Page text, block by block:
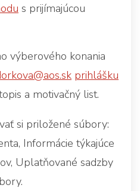
s prijímajúcou
výberového konania
prihlášku
a motivačný list.
si priložené súbory:
Informácie týkajúce
Uplatňované sadzby